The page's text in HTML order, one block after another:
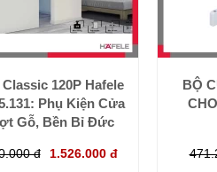
120P Hafele
Phụ Kiện Cửa
Gỗ, Bền Bỉ Đức
đ 1.526.000 đ
BỘ